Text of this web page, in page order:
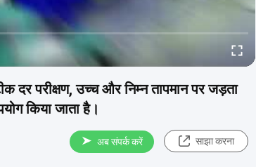
परीक्षण, उच्च और निम्न तापमान पर जड़ता
किया जाता है।
अब संपर्क करें साझा करना